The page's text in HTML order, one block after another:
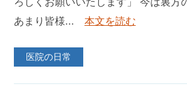
あまり皆様... 本文を読む
医院の日常